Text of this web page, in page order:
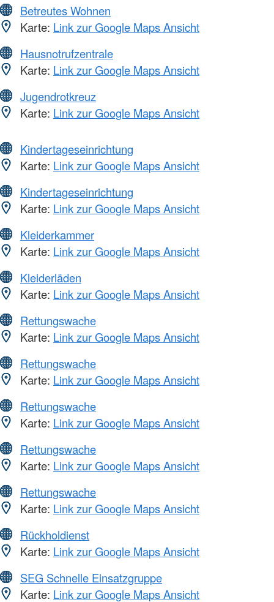
Betreutes Wohnen
Karte: Link zur Google Maps Ansicht
Hausnotrufzentrale
Karte: Link zur Google Maps Ansicht
Jugendrotkreuz
Karte: Link zur Google Maps Ansicht
Kindertageseinrichtung
Karte: Link zur Google Maps Ansicht
Kindertageseinrichtung
Karte: Link zur Google Maps Ansicht
Kleiderkammer
Karte: Link zur Google Maps Ansicht
Kleiderläden
Karte: Link zur Google Maps Ansicht
Rettungswache
Karte: Link zur Google Maps Ansicht
Rettungswache
Karte: Link zur Google Maps Ansicht
Rettungswache
Karte: Link zur Google Maps Ansicht
Rettungswache
Karte: Link zur Google Maps Ansicht
Rettungswache
Karte: Link zur Google Maps Ansicht
Rückholdienst
Karte: Link zur Google Maps Ansicht
SEG Schnelle Einsatzgruppe
Karte: Link zur Google Maps Ansicht